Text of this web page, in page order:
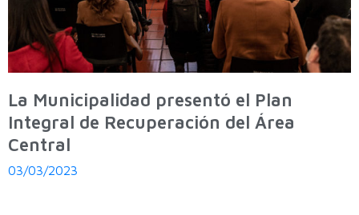
La Municipalidad presentó el Plan
Integral de Recuperación del Área
Central
03/03/2023